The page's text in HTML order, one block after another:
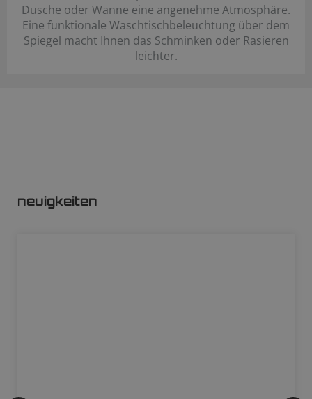
Dusche oder Wanne eine angenehme Atmosphäre.
Eine funktionale Waschtischbeleuchtung über dem
Spiegel macht Ihnen das Schminken oder Rasieren
leichter.
neuigkeiten